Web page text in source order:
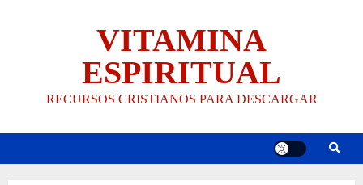
VITAMINA
ESPIRITUAL
RECURSOS CRISTIANOS PARA DESCARGAR